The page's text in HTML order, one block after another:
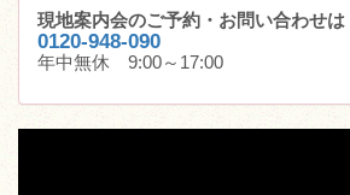
現地案内会のご予約・お問い合わせは
0120-948-090
年中無休 9:00～17:00